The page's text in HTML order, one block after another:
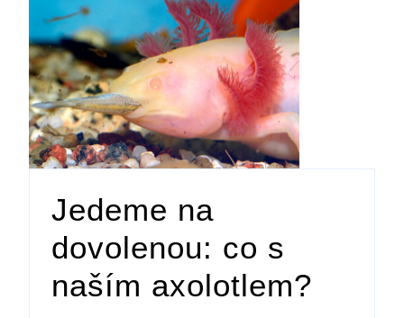
Jedeme na
dovolenou: co s
naším axolotlem?